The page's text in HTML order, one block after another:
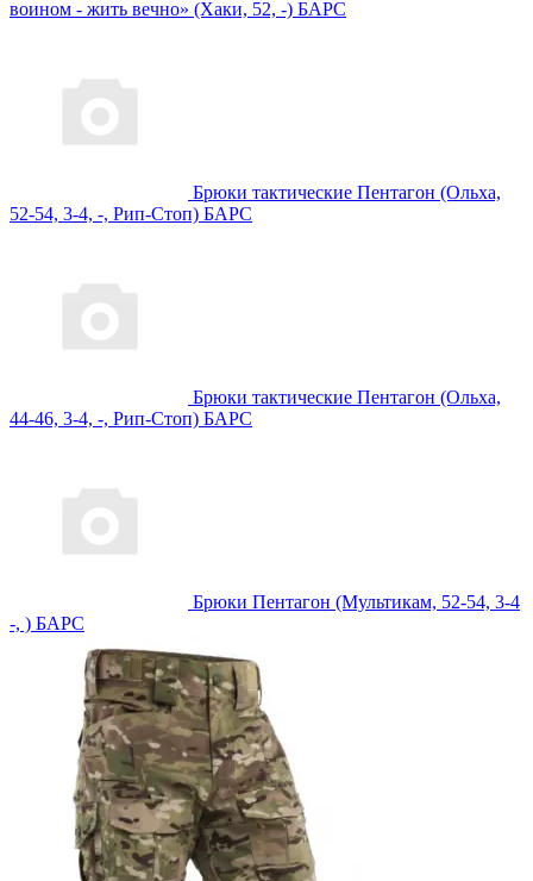
воином - жить вечно» (Хаки, 52, -) БАРС
Брюки тактические Пентагон (Ольха,
52-54, 3-4, -, Рип-Стоп) БАРС
Брюки тактические Пентагон (Ольха,
44-46, 3-4, -, Рип-Стоп) БАРС
Брюки Пентагон (Мультикам, 52-54, 3-4
-, ) БАРС